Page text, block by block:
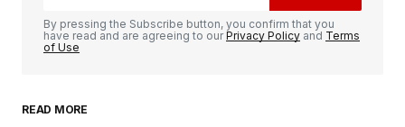
Your Name
By pressing the Subscribe button, you confirm that you
have read and are agreeing to ourPrivacy Policy and Terms
of Use
READ MORE